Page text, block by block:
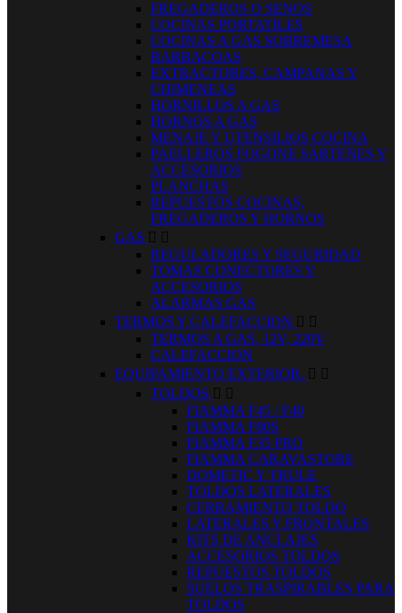
FREGADEROS O SENOS
COCINAS PORTATILES
COCINAS A GAS SOBREMESA
BARBACOAS
EXTRACTORES, CAMPANAS Y
CHIMENEAS
HORNILLOS A GAS
HORNOS A GAS
MENAJE Y UTENSILIOS COCINA
PAELLEROS FOGONE SARTENES Y
ACCESORIOS
PLANCHAS
REPUESTOS COCINAS,
FREGADEROS Y HORNOS
GAS  
REGULADORES Y SEGURIDAD
TOMAS CONECTORES Y
ACCESORIOS
ALARMAS GAS
TERMOS Y CALEFACCION  
TERMOS A GAS, 12V, 220V
CALEFACCION
EQUIPAMIENTO EXTERIOR.  
TOLDOS  
FIAMMA F45 / F40
FIAMMA F80S
FIAMMA F35 PRO
FIAMMA CARAVASTORE
DOMETIC Y TRULE
TOLDOS LATERALES
CERRAMIENTO TOLDO
LATERALES Y FRONTALES
KITS DE ANCLAJES
ACCESORIOS TOLDOS
REPUESTOS TOLDOS
SUELOS TRASPIRABLES PARA
TOLDOS